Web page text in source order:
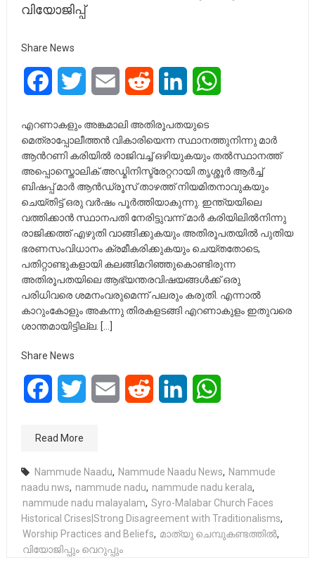
വിയോജിപ്പ്
Share News
FacebookTwitter Email Reddit LinkedIn
എറണാകളും അങ്കമാലി അതിരൂപതയുടെ
മെത്രാപ്പോലീത്തന്‍ വികാരിയെന്ന സ്ഥാനത്തുനിന്നു മാര്‍
ആന്‍റണി കരിയില്‍ രാജിവച്ച് ഒഴിയുകയും തല്‍സ്ഥാനത്ത്
അപ്പൊസ്തൊലിക് അഡ്മിനിസ്ട്രേറ്ററായി തൃശ്ശൂര്‍ ആര്‍ച്ച്
ബിഷപ്പ് മാര്‍ ആന്‍ഡ്രൂസ് താഴത്ത് നിയമിതനാവുകയും
ചെയ്തിട്ട് ഒരു വര്‍ഷം പൂര്‍ത്തിയാകുന്നു. ഇന്ത്യയിലെ
വത്തിക്കാൻ സ്ഥാനപതി നേരിട്ടുവന്ന് മാര്‍ കരിയിലില്‍നിന്നു
രാജിക്കത്ത് എഴുതി വാങ്ങിക്കുകയും അതിരൂപതയില്‍ പുതിയ
ഭരണസംവിധാനം ക്രമീകരിക്കുകയും ചെയ്തതോടെ,
പതിറ്റാണ്ടുകളായി കലങ്ങിമറിഞ്ഞുകൊണ്ടിരുന്ന
അതിരൂപതയിലെ ആഭ്യന്തരവിഷയങ്ങള്‍ക്ക് ഒരു
പരിധിവരെ ശമനംവരുമെന്ന് പലരും കരുതി. എന്നാല്‍
കാറുംകോളും അകന്നു തിരകളടങ്ങി എറണാകുളം ഇതുവരെ
ശാന്തമായിട്ടില്ല. […]
Share News
FacebookTwitter Email Reddit LinkedIn
Read More
Nammude Naadu, Nammude Naadu News, Nammude
naadu nws, nammude nadu, nammude nadu kerala,
nammude nadu malayalam, Syro-Malabar Church Faces
Historical Crises|Strong Disagreement with Traditionalisms,
Worship Practices and Beliefs, മാത്യു ചെമ്പുകണ്ടത്തിൽ,
വിയോജിപ്പും വെറുപ്പും